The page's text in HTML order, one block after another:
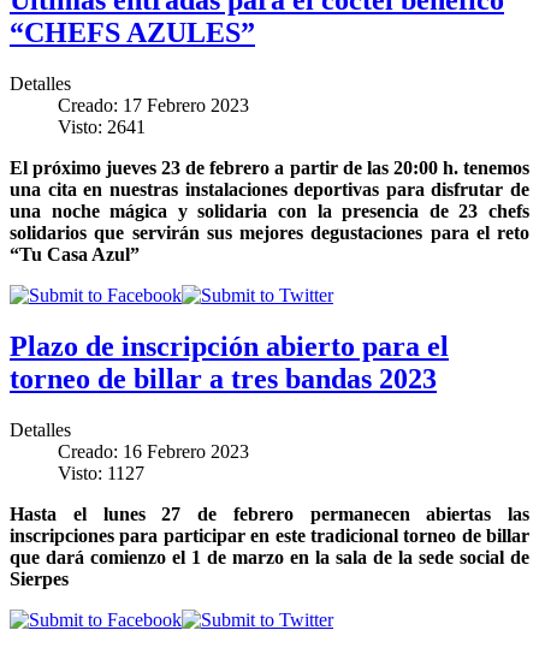
“CHEFS AZULES”
Detalles
Creado: 17 Febrero 2023
Visto: 2641
El próximo jueves 23 de febrero a partir de las 20:00 h. tenemos
una cita en nuestras instalaciones deportivas para disfrutar de
una noche mágica y solidaria con la presencia de 23 chefs
solidarios que servirán sus mejores degustaciones para el reto
“Tu Casa Azul”
Plazo de inscripción abierto para el
torneo de billar a tres bandas 2023
Detalles
Creado: 16 Febrero 2023
Visto: 1127
Hasta el lunes 27 de febrero permanecen abiertas las
inscripciones para participar en este tradicional torneo de billar
que dará comienzo el 1 de marzo en la sala de la sede social de
Sierpes